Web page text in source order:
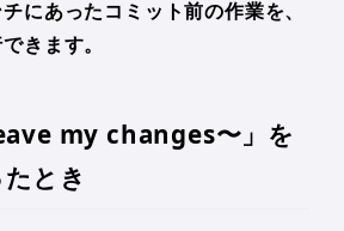
にあったコミット前の作業を、
きます。
my changes〜」を
とき